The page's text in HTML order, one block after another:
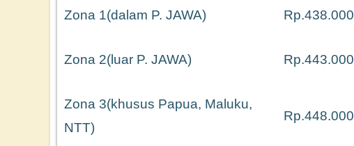
Zona 1(dalam P. JAWA) Rp.438.000
Zona 2(luar P. JAWA) Rp.443.000
Zona 3(khusus Papua, Maluku,
NTT)
Rp.448.000